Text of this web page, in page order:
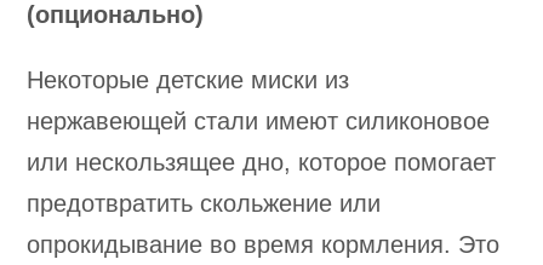
(опционально)
Некоторые детские миски из
нержавеющей стали имеют силиконовое
или нескользящее дно, которое помогает
предотвратить скольжение или
опрокидывание во время кормления. Это